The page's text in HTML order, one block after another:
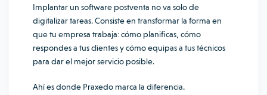
Implantar un software postventa no va solo de
digitalizar tareas. Consiste en transformar la forma en
que tu empresa trabaja: cómo planificas, cómo
respondes a tus clientes y cómo equipas a tus técnicos
para dar el mejor servicio posible.
Ahí es donde Praxedo marca la diferencia.